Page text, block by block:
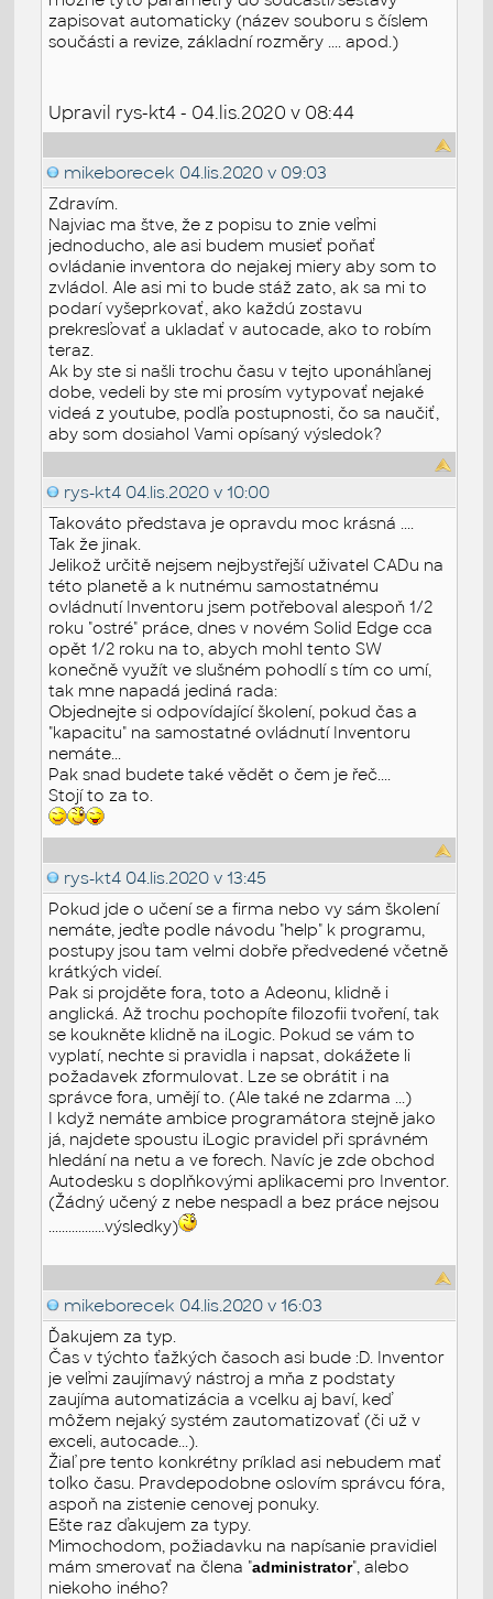
zapisovat automaticky (název souboru s číslem
součásti a revize, základní rozměry .... apod.)
Upravil rys-kt4 - 04.lis.2020 v 08:44
mikeborecek 04.lis.2020 v 09:03
Zdravím.
Najviac ma štve, že z popisu to znie veľmi
jednoducho, ale asi budem musieť poňať
ovládanie inventora do nejakej miery aby som to
zvládol. Ale asi mi to bude stáž zato, ak sa mi to
podarí vyšeprkovať, ako každú zostavu
prekresľovať a ukladať v autocade, ako to robím
teraz.
Ak by ste si našli trochu času v tejto uponáhľanej
dobe, vedeli by ste mi prosím vytypovať nejaké
videá z youtube, podľa postupnosti, čo sa naučiť,
aby som dosiahol Vami opísaný výsledok?
rys-kt4 04.lis.2020 v 10:00
Takováto představa je opravdu moc krásná ....
Tak že jinak.
Jelikož určitě nejsem nejbystřejší uživatel CADu na
této planetě a k nutnému samostatnému
ovládnutí Inventoru jsem potřeboval alespoň 1/2
roku "ostré" práce, dnes v novém Solid Edge cca
opět 1/2 roku na to, abych mohl tento SW
konečně využít ve slušném pohodlí s tím co umí,
tak mne napadá jediná rada:
Objednejte si odpovídající školení, pokud čas a
"kapacitu" na samostatné ovládnutí Inventoru
nemáte...
Pak snad budete také vědět o čem je řeč....
Stojí to za to.
rys-kt4 04.lis.2020 v 13:45
Pokud jde o učení se a firma nebo vy sám školení
nemáte, jeďte podle návodu "help" k programu,
postupy jsou tam velmi dobře předvedené včetně
krátkých videí.
Pak si projděte fora, toto a Adeonu, klidně i
anglická. Až trochu pochopíte filozofii tvoření, tak
se koukněte klidně na iLogic. Pokud se vám to
vyplatí, nechte si pravidla i napsat, dokážete li
požadavek zformulovat. Lze se obrátit i na
správce fora, umějí to. (Ale také ne zdarma ...)
I když nemáte ambice programátora stejně jako
já, najdete spoustu iLogic pravidel při správném
hledání na netu a ve forech. Navíc je zde obchod
Autodesku s doplňkovými aplikacemi pro Inventor.
(Žádný učený z nebe nespadl a bez práce nejsou
.................výsledky)
mikeborecek 04.lis.2020 v 16:03
Ďakujem za typ.
Čas v týchto ťažkých časoch asi bude :D. Inventor
je veľmi zaujímavý nástroj a mňa z podstaty
zaujíma automatizácia a vcelku aj baví, keď
môžem nejaký systém zautomatizovať (či už v
exceli, autocade...).
Žiaľ pre tento konkrétny príklad asi nebudem mať
toľko času. Pravdepodobne oslovím správcu fóra,
aspoň na zistenie cenovej ponuky.
Ešte raz ďakujem za typy.
Mimochodom, požiadavku na napísanie pravidiel
mám smerovať na člena "administrator", alebo
niekoho iného?